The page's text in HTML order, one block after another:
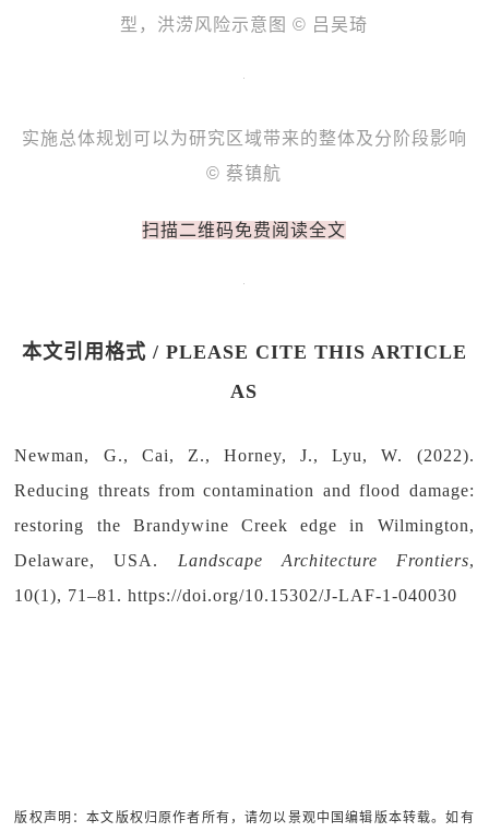
型，洪涝风险示意图 © 吕吴琦
实施总体规划可以为研究区域带来的整体及分阶段影响
© 蔡镇航
扫描二维码免费阅读全文
本文引用格式 / PLEASE CITE THIS ARTICLE
AS
Newman, G., Cai, Z., Horney, J., Lyu, W. (2022).
Reducing threats from contamination and flood damage:
restoring the Brandywine Creek edge in Wilmington,
Delaware, USA. Landscape Architecture Frontiers,
10(1), 71‒81. https://doi.org/10.15302/J-LAF-1-040030
版权声明：本文版权归原作者所有，请勿以景观中国编辑版本转载。如有